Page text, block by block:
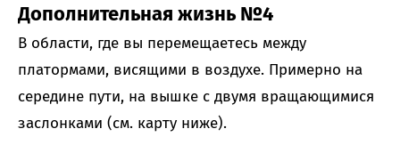
Дополнительная жизнь №4
В области, где вы перемещаетесь между
платормами, висящими в воздухе. Примерно на
середине пути, на вышке с двумя вращающимися
заслонками (см. карту ниже).